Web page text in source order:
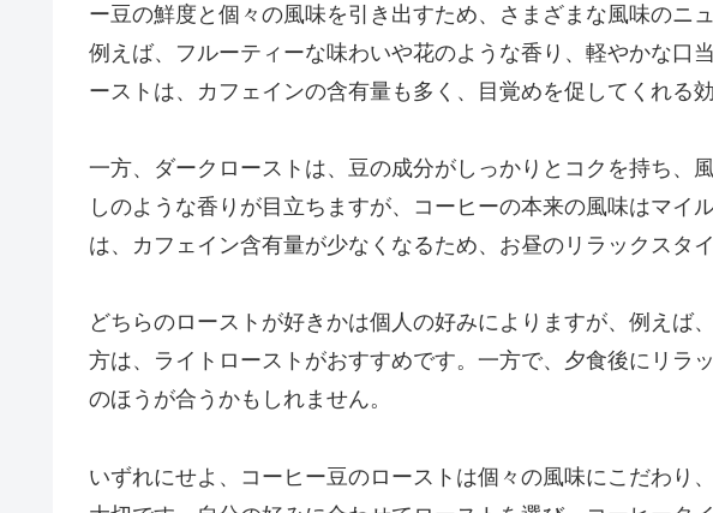
ー豆の鮮度と個々の風味を引き出すため、さまざまな風味のニ
例えば、フルーティーな味わいや花のような香り、軽やかな口
ーストは、カフェインの含有量も多く、目覚めを促してくれる
一方、ダークローストは、豆の成分がしっかりとコクを持ち、
しのような香りが目立ちますが、コーヒーの本来の風味はマイ
は、カフェイン含有量が少なくなるため、お昼のリラックスタ
どちらのローストが好きかは個人の好みによりますが、例えば
方は、ライトローストがおすすめです。一方で、夕食後にリラ
のほうが合うかもしれません。
いずれにせよ、コーヒー豆のローストは個々の風味にこだわり